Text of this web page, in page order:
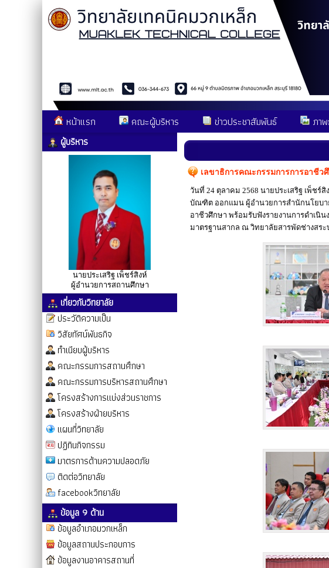
หน้าแรก คณะผู้บริหาร ข่าวประชาสัมพันธ์ ภา
ผู้บริหาร
นายประเสริฐ เพ็ชร์สิงห์
ผู้อำนวยการสถานศึกษา
เกี่ยวกับวิทยาลัย
ประวัติความเป็น
วิสัยทัศน์พันธกิจ
ทำเนียบผู้บริหาร
คณะกรรมการสถานศึกษา
คณะกรรมการบริหารสถานศึกษา
โครงสร้างการแบ่งส่วนราชการ
โครงสร้างฝ่ายบริหาร
แผนที่วิทยาลัย
ปฏิทินกิจกรรม
มาตรการด้านความปลอดภัย
ติดต่อวิทยาลัย
facebookวิทยาลัย
ข้อมูล 9 ด้าน
ข้อมูลอำเภอมวกเหล็ก
ข้อมูลสถานประกอบการ
ข้อมูลงานอาคารสถานที่
เลขาธิการคณะกรรมการการอาชีว
วันที่ 24 ตุลาคม 2568 นายประเสริฐ เพ็ชร์สิ
บัณฑิต ออกแมน ผู้อำนวยการสำนักนโยบา
อาชีวศึกษา พร้อมรับฟังรายงานการดำเนิ
มาตรฐานสากล ณ วิทยาลัยสารพัดช่างสร